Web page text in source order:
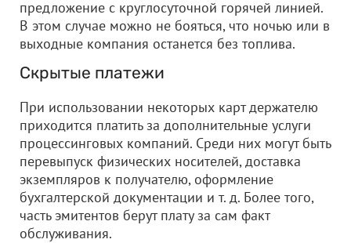
предложение с круглосуточной горячей линией.
В этом случае можно не бояться, что ночью или в
выходные компания останется без топлива.
Скрытые платежи
При использовании некоторых карт держателю
приходится платить за дополнительные услуги
процессинговых компаний. Среди них могут быть
перевыпуск физических носителей, доставка
экземпляров к получателю, оформление
бухгалтерской документации и т. д. Более того,
часть эмитентов берут плату за сам факт
обслуживания.